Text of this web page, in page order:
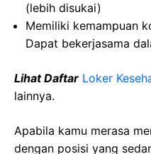
(lebih disukai)
Memiliki kemampuan
Dapat bekerjasama
Lihat Daftar Loker
lainnya.
Apabila kamu merasa
dengan posisi yang